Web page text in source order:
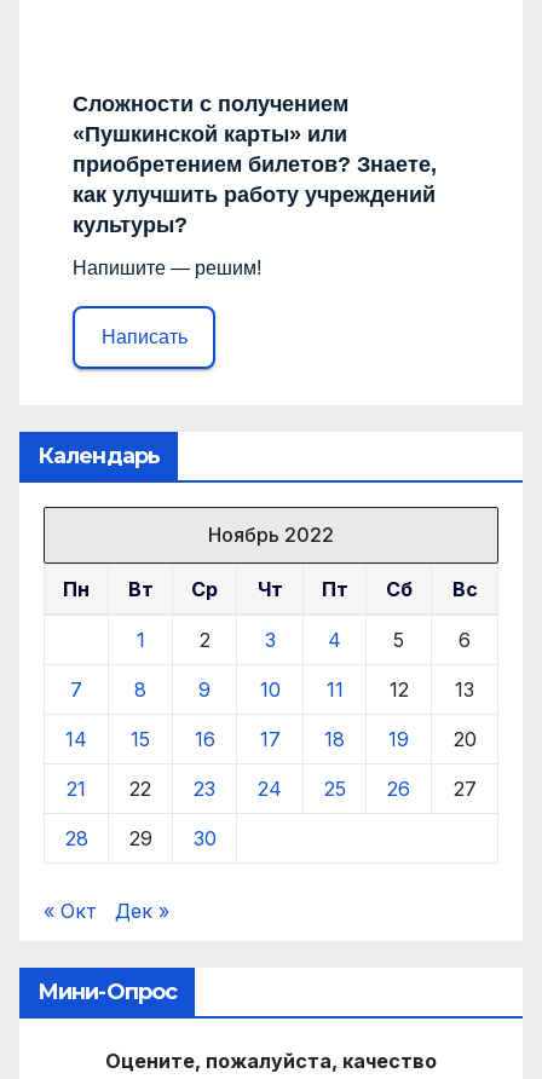
Сложности с получением
«Пушкинской карты» или
приобретением билетов? Знаете,
как улучшить работу учреждений
культуры?
Напишите — решим!
Написать
Календарь
Ноябрь 2022
Пн Вт Ср Чт Пт Сб Вс
1 2 3 4 5 6
7 8 9 10 11 12 13
14 15 16 17 18 19 20
21 22 23 24 25 26 27
28 29 30
« Окт Дек »
Мини-Опрос
Оцените, пожалуйста, качество